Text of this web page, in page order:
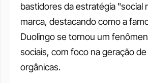
bastidores da estratégia "social
marca, destacando como a
Duolingo se tornou um
sociais, com foco na geração
orgânicas.